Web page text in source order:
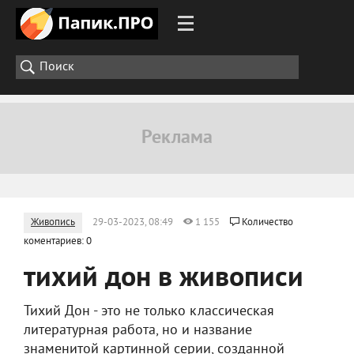
Живопись 29-03-2023, 08:49 1 155
Количество
коментариев: 0
тихий дон в живописи
Тихий Дон - это не только классическая
литературная работа, но и название
знаменитой картинной серии, созданной